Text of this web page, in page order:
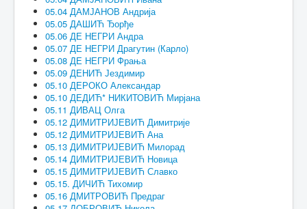
05.04 ДАМЈАНОВ Андрија
05.05 ДАШИЋ Ђорђе
05.06 ДЕ НЕГРИ Андра
05.07 ДЕ НЕГРИ Драгутин (Карло)
05.08 ДЕ НЕГРИ Фрања
05.09 ДЕНИЋ Јездимир
05.10 ДЕРОКО Александар
05.10 ДЕДИЋ* НИКИТОВИЋ Мирјана
05.11 ДИВАЦ Олга
05.12 ДИМИТРИЈЕВИЋ Димитрије
05.12 ДИМИТРИЈЕВИЋ Ана
05.13 ДИМИТРИЈЕВИЋ Милорад
05.14 ДИМИТРИЈЕВИЋ Новица
05.15 ДИМИТРИЈЕВИЋ Славко
05.15. ДИЧИЋ Тихомир
05.16 ДМИТРОВИЋ Предраг